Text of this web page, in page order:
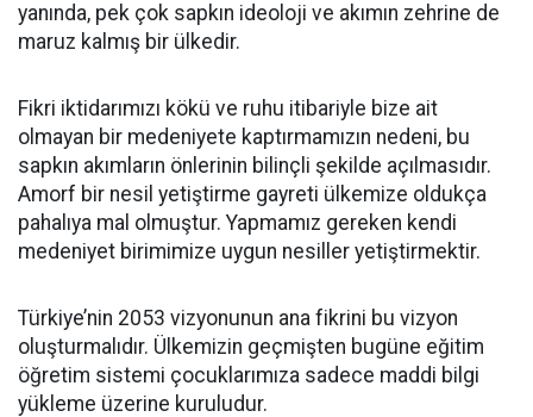
yanında, pek çok sapkın ideoloji ve akımın zehrine de
maruz kalmış bir ülkedir.
Fikri iktidarımızı kökü ve ruhu itibariyle bize ait
olmayan bir medeniyete kaptırmamızın nedeni, bu
sapkın akımların önlerinin bilinçli şekilde açılmasıdır.
Amorf bir nesil yetiştirme gayreti ülkemize oldukça
pahalıya mal olmuştur. Yapmamız gereken kendi
medeniyet birimimize uygun nesiller yetiştirmektir.
Türkiye’nin 2053 vizyonunun ana fikrini bu vizyon
oluşturmalıdır. Ülkemizin geçmişten bugüne eğitim
öğretim sistemi çocuklarımıza sadece maddi bilgi
yükleme üzerine kuruludur.